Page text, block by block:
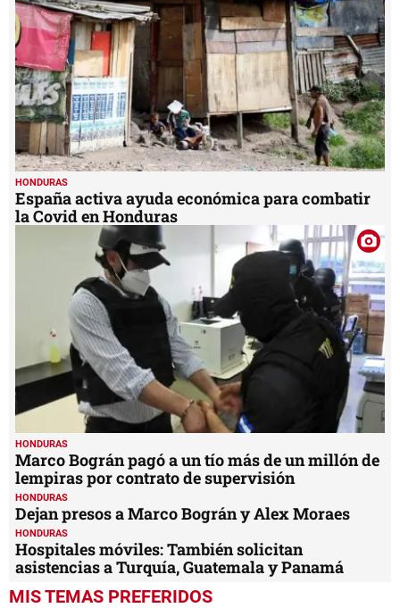
seconds
HONDURAS
España activa ayuda económica para combatir
la Covid en Honduras
HONDURAS
Marco Bográn pagó a un tío más de un millón de
lempiras por contrato de supervisión
HONDURAS
Dejan presos a Marco Bográn y Alex Moraes
HONDURAS
Hospitales móviles: También solicitan
asistencias a Turquía, Guatemala y Panamá
MIS TEMAS PREFERIDOS